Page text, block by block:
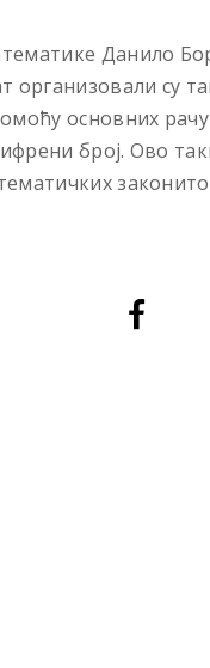
Данило
организовали су
основних
број. Ово